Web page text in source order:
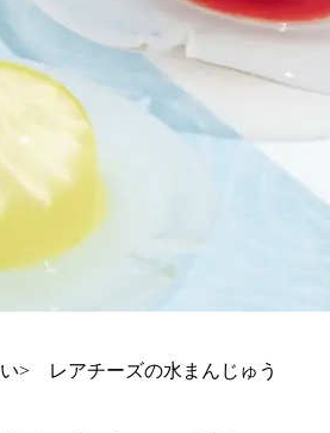
い> レアチーズの水まんじゅう